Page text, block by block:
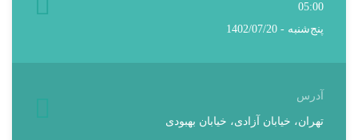
05:00
پنج‌شنبه - 1402/07/20
آدرس
تهران، خیابان آزادی، خیابان بهبودی